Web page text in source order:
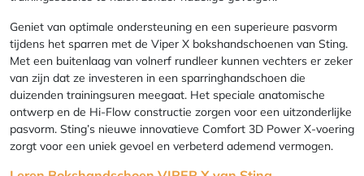
Geniet van optimale ondersteuning en een superieure pasvorm
tijdens het sparren met de Viper X bokshandschoenen van Sting.
Met een buitenlaag van volnerf rundleer kunnen vechters er zeker
van zijn dat ze investeren in een sparringhandschoen die
duizenden trainingsuren meegaat. Het speciale anatomische
ontwerp en de Hi-Flow constructie zorgen voor een uitzonderlijke
pasvorm. Sting’s nieuwe innovatieve Comfort 3D Power X-voering
zorgt voor een uniek gevoel en verbeterd ademend vermogen.